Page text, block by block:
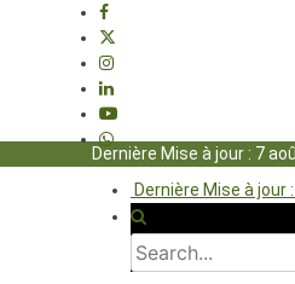
Dernière Mise à jour
Dernière Mise à jour : 7